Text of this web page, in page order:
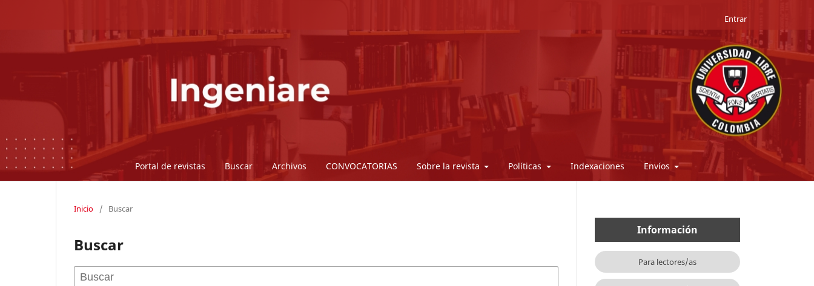
Portal de revistas Buscar Archivos CONVOCATORIAS Sobre la revista Políticas Indexaciones Envíos
Entrar
Inicio / Buscar
Buscar
Información
Para lectores/as